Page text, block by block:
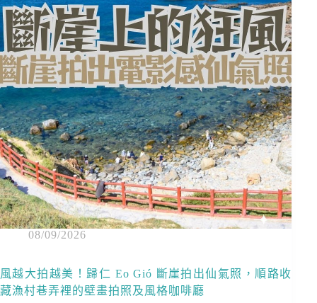
08/09/2026
風越大拍越美！歸仁 Eo Gió 斷崖拍出仙氣照，順路收
藏漁村巷弄裡的壁畫拍照及風格咖啡廳